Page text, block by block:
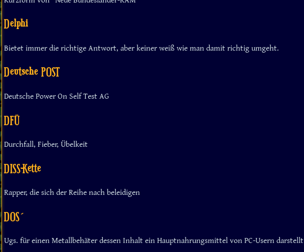
Delphi
Bietet immer die richtige Antwort, aber keiner weiß wie man damit richtig umgeht.
Deutsche POST
Deutsche Power On Self Test AG
DFÜ
Durchfall, Fieber, Übelkeit
DISS-Kette
Rapper, die sich der Reihe nach beleidigen
DOS´
Ugs. für einen Metallbehäter dessen Inhalt ein Hauptnahrungsmittel von PC-Usern darstellt